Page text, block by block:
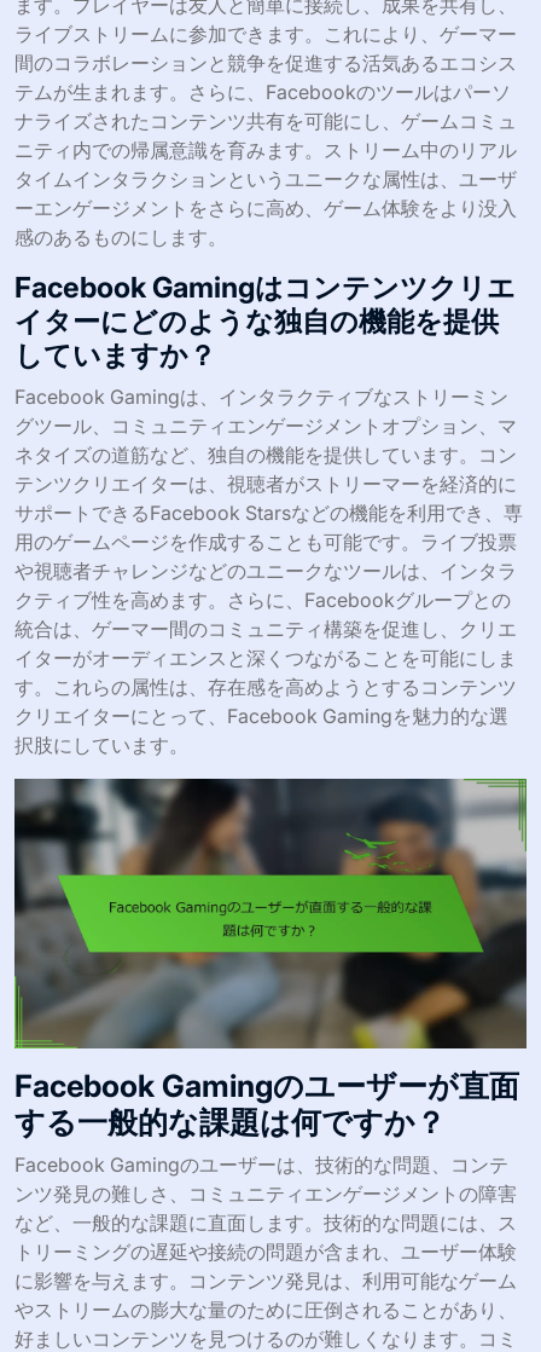
ます。プレイヤーは友人と簡単に接続し、成果を共有し、
ライブストリームに参加できます。これにより、ゲーマー
間のコラボレーションと競争を促進する活気あるエコシス
テムが生まれます。さらに、Facebookのツールはパーソ
ナライズされたコンテンツ共有を可能にし、ゲームコミュ
ニティ内での帰属意識を育みます。ストリーム中のリアル
タイムインタラクションというユニークな属性は、ユーザ
ーエンゲージメントをさらに高め、ゲーム体験をより没入
感のあるものにします。
Facebook Gamingはコンテンツクリエ
イターにどのような独自の機能を提供
していますか？
Facebook Gamingは、インタラクティブなストリーミン
グツール、コミュニティエンゲージメントオプション、マ
ネタイズの道筋など、独自の機能を提供しています。コン
テンツクリエイターは、視聴者がストリーマーを経済的に
サポートできるFacebook Starsなどの機能を利用でき、専
用のゲームページを作成することも可能です。ライブ投票
や視聴者チャレンジなどのユニークなツールは、インタラ
クティブ性を高めます。さらに、Facebookグループとの
統合は、ゲーマー間のコミュニティ構築を促進し、クリエ
イターがオーディエンスと深くつながることを可能にしま
す。これらの属性は、存在感を高めようとするコンテンツ
クリエイターにとって、Facebook Gamingを魅力的な選
択肢にしています。
Facebook Gamingのユーザーが直面
する一般的な課題は何ですか？
Facebook Gamingのユーザーは、技術的な問題、コンテ
ンツ発見の難しさ、コミュニティエンゲージメントの障害
など、一般的な課題に直面します。技術的な問題には、ス
トリーミングの遅延や接続の問題が含まれ、ユーザー体験
に影響を与えます。コンテンツ発見は、利用可能なゲーム
やストリームの膨大な量のために圧倒されることがあり、
好ましいコンテンツを見つけるのが難しくなります。コミ